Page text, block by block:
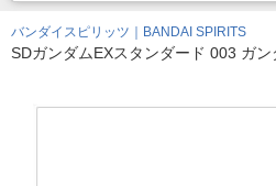
バンダイスピリッツ｜BANDAI SPIRITS
SDガンダムEXスタンダード 003 ガン